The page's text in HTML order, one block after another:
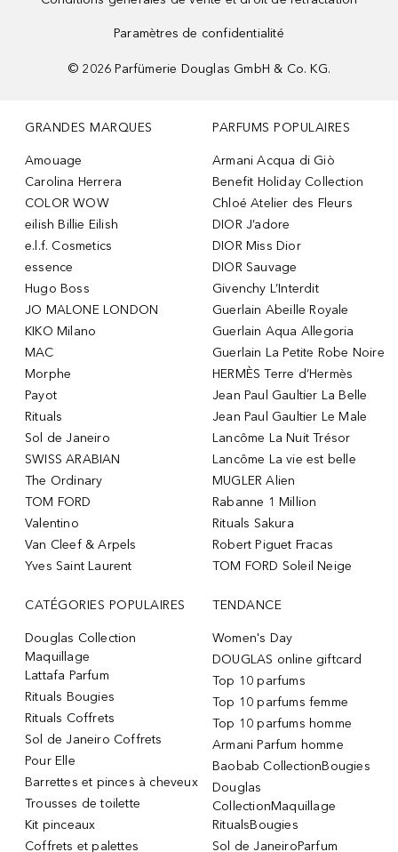
Paramètres de confidentialité
© 2026 Parfümerie Douglas GmbH & Co. KG.
GRANDES MARQUES
Amouage
Carolina Herrera
COLOR WOW
eilish Billie Eilish
e.l.f. Cosmetics
essence
Hugo Boss
JO MALONE LONDON
KIKO Milano
MAC
Morphe
Payot
Rituals
Sol de Janeiro
SWISS ARABIAN
The Ordinary
TOM FORD
Valentino
Van Cleef & Arpels
Yves Saint Laurent
PARFUMS POPULAIRES
Armani Acqua di Giò
Benefit Holiday Collection
Chloé Atelier des Fleurs
DIOR J’adore
DIOR Miss Dior
DIOR Sauvage
Givenchy L’Interdit
Guerlain Abeille Royale
Guerlain Aqua Allegoria
Guerlain La Petite Robe Noire
HERMÈS Terre d’Hermès
Jean Paul Gaultier La Belle
Jean Paul Gaultier Le Male
Lancôme La Nuit Trésor
Lancôme La vie est belle
MUGLER Alien
Rabanne 1 Million
Rituals Sakura
Robert Piguet Fracas
TOM FORD Soleil Neige
CATÉGORIES POPULAIRES
Douglas Collection
Maquillage
Lattafa Parfum
Rituals Bougies
Rituals Coffrets
Sol de Janeiro Coffrets
Pour Elle
Barrettes et pinces à cheveux
Trousses de toilette
Kit pinceaux
Coffrets et palettes
TENDANCE
Women's Day
DOUGLAS online giftcard
Top 10 parfums
Top 10 parfums femme
Top 10 parfums homme
Armani Parfum homme
Baobab CollectionBougies
Douglas
CollectionMaquillage
RitualsBougies
Sol de JaneiroParfum